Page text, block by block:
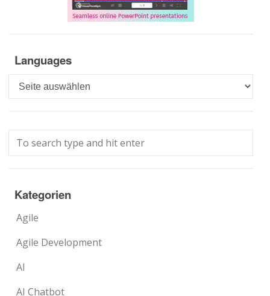
Languages
Languages
Kategorien
Agile
Agile Development
AI
AI Chatbot